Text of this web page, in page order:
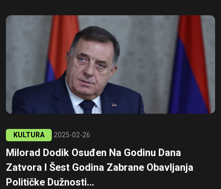
KULTURA 2025-02-26
Milorad Dodik Osuđen Na Godinu Dana
Zatvora I Šest Godina Zabrane Obavljanja
Političke Dužnosti...